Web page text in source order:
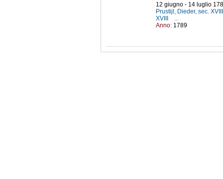
12 giugno - 14 luglio
Prustijl, Dieder, sec.
XVIII
...
Anno: 1789